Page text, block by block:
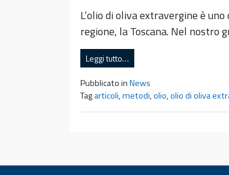
L’olio di oliva extravergine è
regione, la Toscana. Nel nostro
Leggi tutto…
Pubblicato inNews
Tagarticoli,metodi,olio,olio di oliva